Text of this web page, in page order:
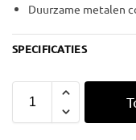
Duurzame metalen
SPECIFICATIES